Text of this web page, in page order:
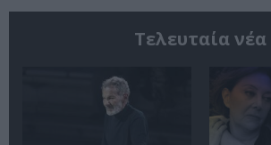
Τελευταία νέα